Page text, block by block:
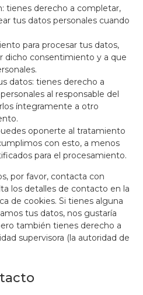
tienes derecho a completar,
tus datos personales cuando
para procesar tus datos,
dicho consentimiento y a que
datos: tienes derecho a
al responsable del
íntegramente a otro
oponerte al tratamiento
con esto, a menos
para el procesamiento.
por favor, contacta con
los detalles de contacto en la
de cookies. Si tienes alguna
tus datos, nos gustaría
también tienes derecho a
supervisora (la autoridad de